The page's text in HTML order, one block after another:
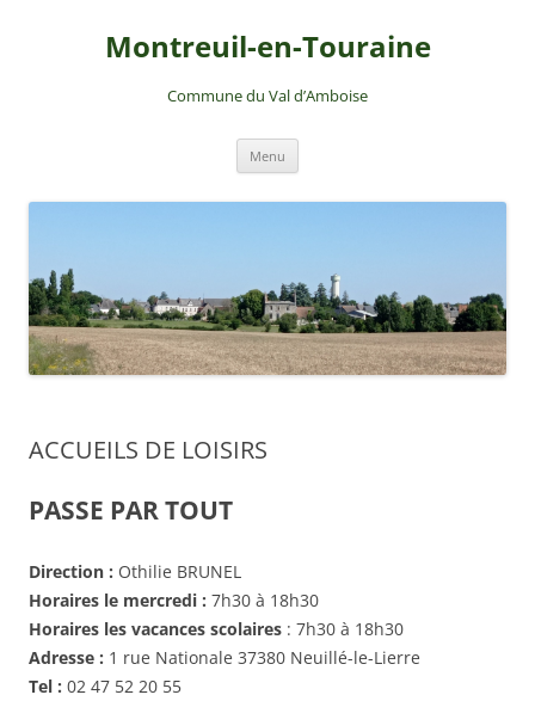
Montreuil-en-Touraine
Commune du Val d’Amboise
Menu
ACCUEILS DE LOISIRS
PASSE PAR TOUT
Direction : Othilie BRUNEL
Horaires le mercredi : 7h30 à 18h30
Horaires les vacances scolaires : 7h30 à 18h30
Adresse : 1 rue Nationale 37380 Neuillé-le-Lierre
Tel : 02 47 52 20 55